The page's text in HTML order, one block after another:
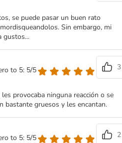
se puede pasar un buen rato
Sin embargo, mi
gustos...
to 5: 5/5
3
provocaba ninguna reacción o se
bastante gruesos y les encantan.
to 5: 5/5
2